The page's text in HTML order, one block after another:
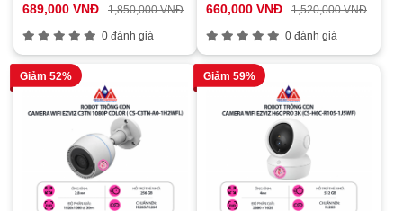
689,000 VNĐ 1,850,000 VNĐ
0 đánh giá
chiều
660,000 VNĐ 1,520,000 VNĐ
0 đánh giá
Giảm 52% Giảm 59%